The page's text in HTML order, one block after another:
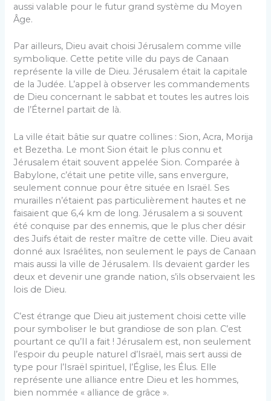
aussi valable pour le futur grand système du Moyen
Âge.
Par ailleurs, Dieu avait choisi Jérusalem comme ville
symbolique. Cette petite ville du pays de Canaan
représente la ville de Dieu. Jérusalem était la capitale
de la Judée. L’appel à observer les commandements
de Dieu concernant le sabbat et toutes les autres lois
de l’Éternel partait de là.
La ville était bâtie sur quatre collines : Sion, Acra, Morija
et Bezetha. Le mont Sion était le plus connu et
Jérusalem était souvent appelée Sion. Comparée à
Babylone, c’était une petite ville, sans envergure,
seulement connue pour être située en Israël. Ses
murailles n’étaient pas particulièrement hautes et ne
faisaient que 6,4 km de long. Jérusalem a si souvent
été conquise par des ennemis, que le plus cher désir
des Juifs était de rester maître de cette ville. Dieu avait
donné aux Israélites, non seulement le pays de Canaan
mais aussi la ville de Jérusalem. Ils devaient garder les
deux et devenir une grande nation, s’ils observaient les
lois de Dieu.
C’est étrange que Dieu ait justement choisi cette ville
pour symboliser le but grandiose de son plan. C’est
pourtant ce qu’Il a fait ! Jérusalem est, non seulement
l’espoir du peuple naturel d’Israël, mais sert aussi de
type pour l’Israël spirituel, l’Église, les Élus. Elle
représente une alliance entre Dieu et les hommes,
bien nommée « alliance de grâce ».